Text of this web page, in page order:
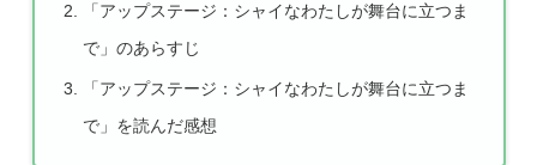
「アップステージ：シャイなわたしが舞台に立つま
で」のあらすじ
「アップステージ：シャイなわたしが舞台に立つま
で」を読んだ感想